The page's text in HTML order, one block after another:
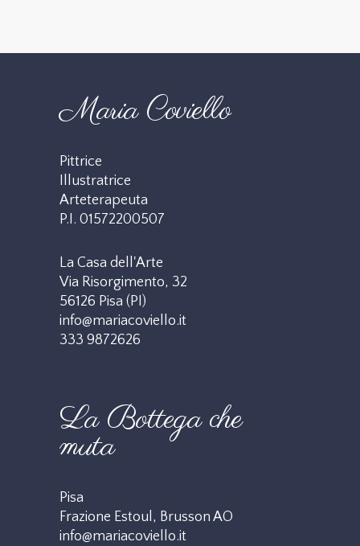
Maria Coviello
Pittrice
Illustratrice
Arteterapeuta
P.I. 01572200507
La Casa dell'Arte
Via Risorgimento, 32
56126 Pisa (PI)
info@mariacoviello.it
333 9872626
La Bottega che
muta
Pisa
Frazione Estoul, Brusson AO
info@mariacoviello.it